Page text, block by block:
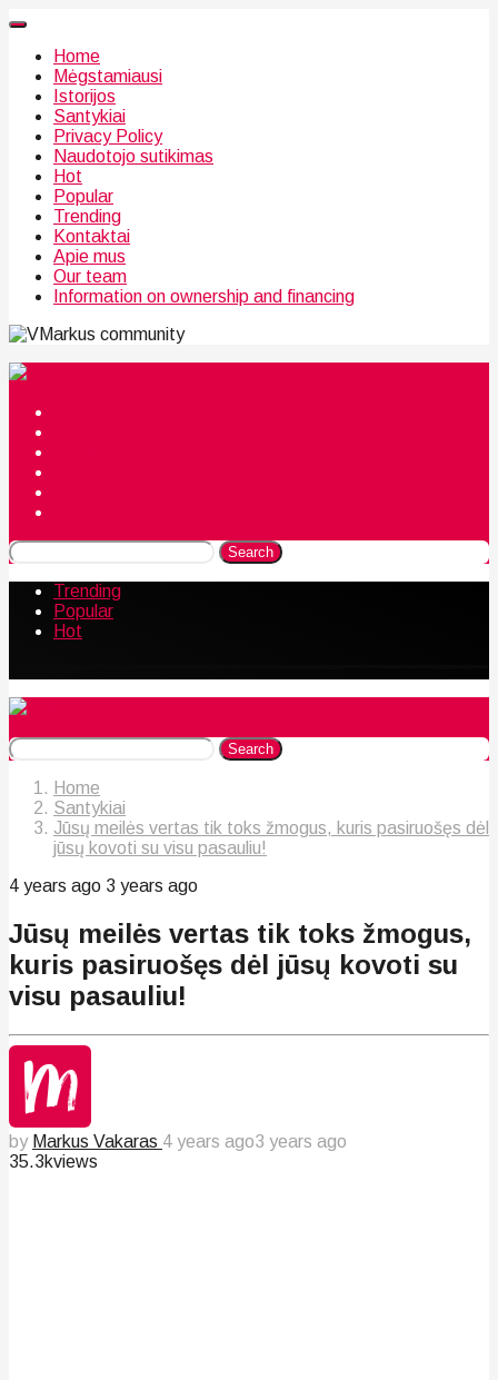
Home
Mėgstamiausi
Istorijos
Santykiai
Privacy Policy
Naudotojo sutikimas
Hot
Popular
Trending
Kontaktai
Apie mus
Our team
Information on ownership and financing
community
Search
Trending
Popular
Hot
Search
Home
Santykiai
Jūsų meilės vertas tik toks žmogus, kuris pasiruošęs dėl
jūsų kovoti su visu pasauliu!
4 years ago 3 years ago
Jūsų meilės vertas tik toks žmogus,
kuris pasiruošęs dėl jūsų kovoti su
visu pasauliu!
by Markus Vakaras 4 years ago3 years ago
35.3kviews